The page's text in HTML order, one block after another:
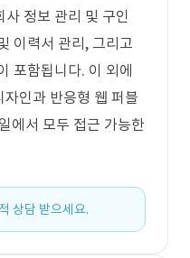
정보 관리 및 구인
이력서 관리, 그리고
포함됩니다. 이 외에
인과 반응형 웹 퍼블
에서 모두 접근 가능한
상담 받으세요.